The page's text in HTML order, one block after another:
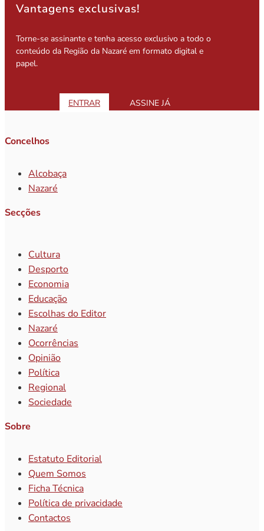
Vantagens exclusivas!
Torne-se assinante e tenha acesso exclusivo a todo o
conteúdo da Região da Nazaré em formato digital e
papel.
ENTRAR ASSINE JÁ
Concelhos
Alcobaça
Nazaré
Secções
Cultura
Desporto
Economia
Educação
Escolhas do Editor
Nazaré
Ocorrências
Opinião
Política
Regional
Sociedade
Sobre
Estatuto Editorial
Quem Somos
Ficha Técnica
Política de privacidade
Contactos